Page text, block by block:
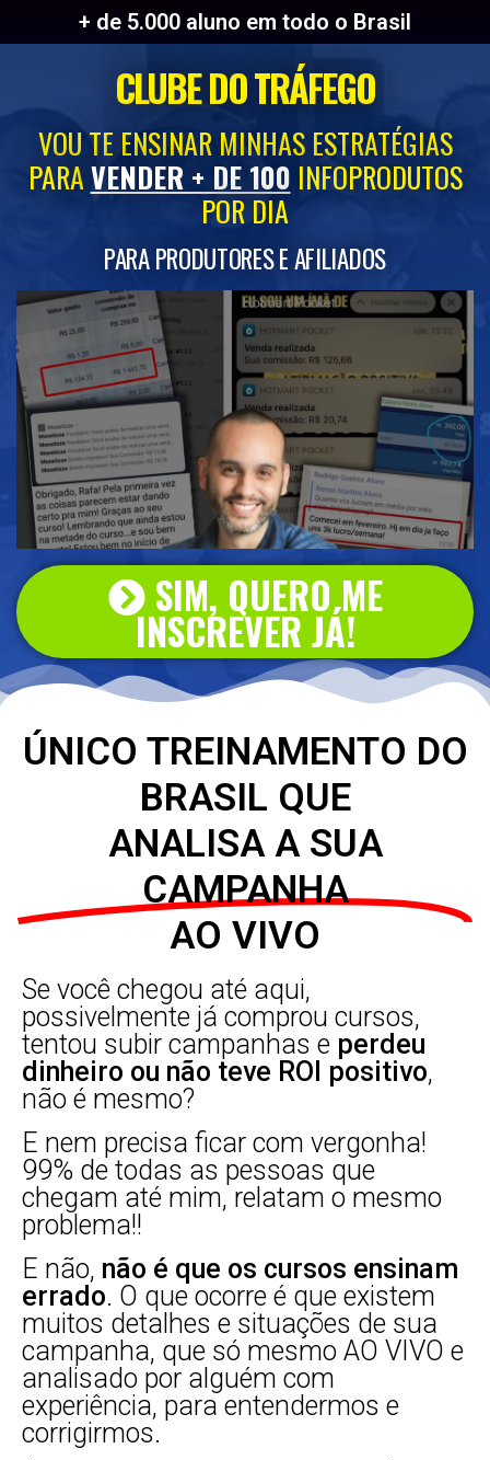
+ de 5.000 aluno em todo o Brasil
CLUBE DO TRÁFEGO
VOU TE ENSINAR MINHAS ESTRATÉGIAS
PARAVENDER + DE 100 INFOPRODUTOS
POR DIA
PARA PRODUTORES E AFILIADOS
SIM, QUERO ME
INSCREVER JÁ!
ÚNICO TREINAMENTO DO
BRASIL QUE
ANALISA A SUA
CAMPANHA
AO VIVO
Se você chegou até aqui,
possivelmente já comprou cursos,
tentou subir campanhas e perdeu
dinheiro ou não teve ROI positivo,
não é mesmo?
E nem precisa ficar com vergonha!
99% de todas as pessoas que
chegam até mim, relatam o mesmo
problema!!
E não, não é que os cursos ensinam
errado. O que ocorre é que existem
muitos detalhes e situações de sua
campanha, que só mesmo AO VIVO e
analisado por alguém com
experiência, para entendermos e
corrigirmos.